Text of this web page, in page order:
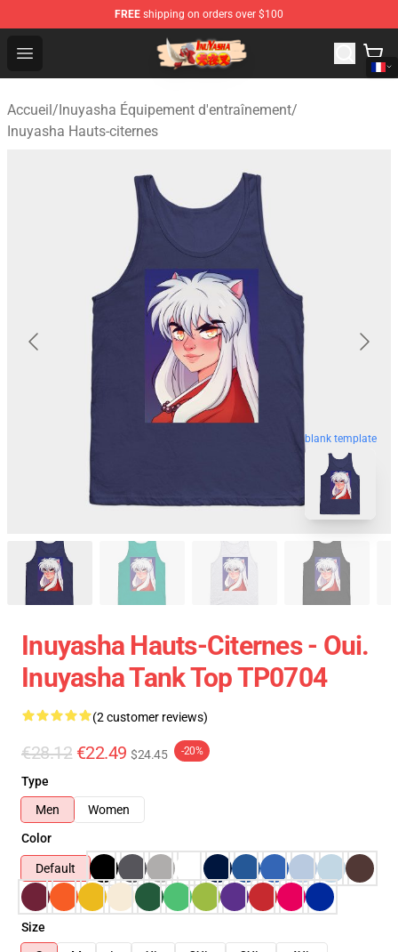
FREE shipping on orders over $100
Open menu
Inuyasha Store - Official Inuyasha Merchandise Shop
Accueil/Inuyasha Équipement d'entraînement/
Inuyasha Hauts-citernes
blank template
Inuyasha Hauts-Citernes - Oui.
Inuyasha Tank Top TP0704
(2 customer reviews)
€28.12 €22.49 $24.45 -20%
Type
Men
Women
Color
Default
Size